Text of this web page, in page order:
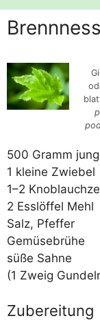
500 Gramm
1 klei­ne Zwiebel
1–2
2 Ess­löf­fel Mehl
Salz, Pfeffer
Gemüsebrühe
süße Sahne
(1 Zweig
Zubereitung